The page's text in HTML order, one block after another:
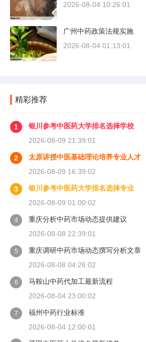
2026-08-04 10:26:01
广州中药政策法规实施
2026-08-04 01:13:01
精彩推荐
1
银川参考中医药大学排名选择学校
2026-08-09 21:39:01
2
太原讲授中医基础理论培养专业人才
2026-08-09 16:39:02
3
银川参考中医药大学排名选择专业
2026-08-09 01:00:02
4
重庆分析中药市场动态提供建议
2026-08-08 22:39:01
5
重庆调研中药市场动态撰写分析文章
2026-08-08 04:26:02
6
马鞍山中药代加工最新流程
2026-08-04 23:00:02
7
福州中药行业标准
2026-08-04 12:00:01